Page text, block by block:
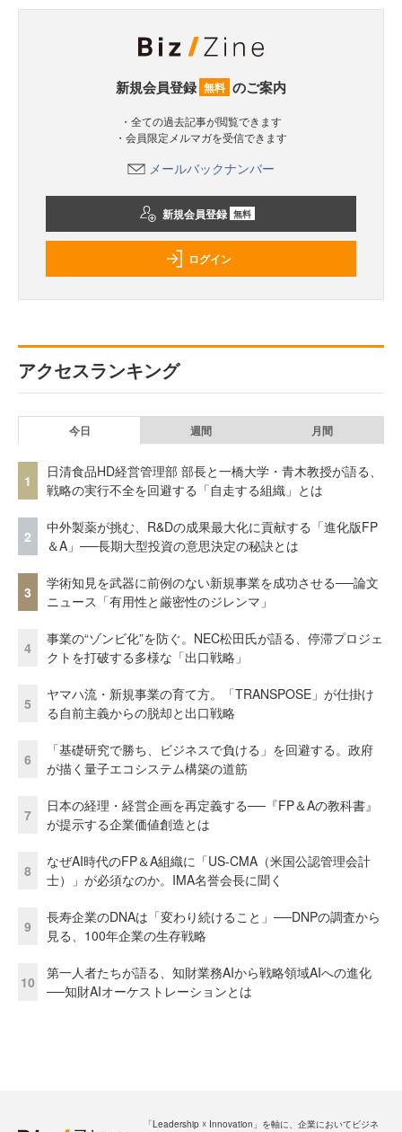
新規会員登録 無料 のご案内
・全ての過去記事が閲覧できます
・会員限定メルマガを受信できます
メールバックナンバー
新規会員登録 無料
ログイン
アクセスランキング
今日 週間 月間
1
日清食品HD経営管理部 部長と一橋大学・青木教授が語る、
戦略の実行不全を回避する「自走する組織」とは
2
中外製薬が挑む、R&Dの成果最大化に貢献する「進化版FP
＆A」──長期大型投資の意思決定の秘訣とは
3
学術知見を武器に前例のない新規事業を成功させる──論文
ニュース「有用性と厳密性のジレンマ」
4
事業の“ゾンビ化”を防ぐ。NEC松田氏が語る、停滞プロジェ
クトを打破する多様な「出口戦略」
5
ヤマハ流・新規事業の育て方。「TRANSPOSE」が仕掛け
る自前主義からの脱却と出口戦略
6
「基礎研究で勝ち、ビジネスで負ける」を回避する。政府
が描く量子エコシステム構築の道筋
7
日本の経理・経営企画を再定義する──『FP＆Aの教科書』
が提示する企業価値創造とは
8
なぜAI時代のFP＆A組織に「US-CMA（米国公認管理会計
士）」が必須なのか。IMA名誉会長に聞く
9
長寿企業のDNAは「変わり続けること」──DNPの調査から
見る、100年企業の生存戦略
10
第一人者たちが語る、知財業務AIから戦略領域AIへの進化
──知財AIオーケストレーションとは
「Leadership ☓ Innovation」を軸に、企業においてビジネ